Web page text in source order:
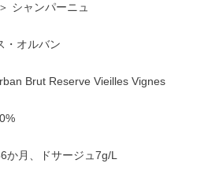
＞ シャンパーニュ
・オルバン
Brut Reserve Vieilles Vignes
か月、ドサージュ7g/L